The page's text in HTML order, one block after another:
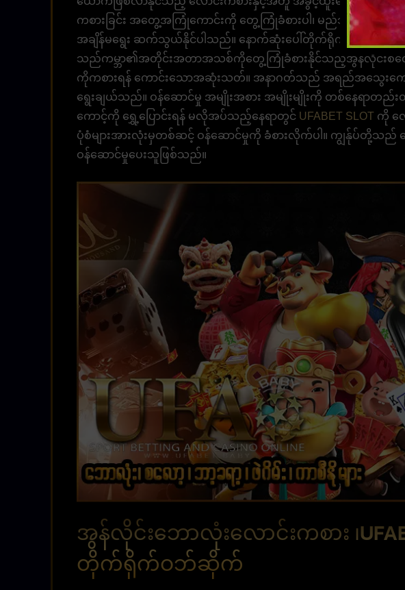
ကစားခြင်း အတွေ့အကြုံကောင်းကို တွေ့ကြုံခံစားပါ၊ မည်သည့်ပြဿနာမ
အချိန်မရွေး ဆက်သွယ်နိုင်ပါသည်။ နောက်ဆုံးပေါ်တိုက်ရိုက်ဝဘ်စလော့မျ
သည်ကမ္ဘာ၏အတိုင်းအတာအသစ်ကိုတွေ့ကြုံခံစားနိုင်သည့်အွန်လိုင်းစလော့ဂိမ်
ကိုကစားရန် ကောင်းသောအဆုံးသတ်။ အနာဂတ်သည် အရည်အသွေးကော
ရွေးချယ်သည်။ ဝန်ဆောင်မှု အမျိုးအစား အမျိုးမျိုးကို တစ်နေရာတည်း
ကောင့်ကို ရွှေ့ပြောင်းရန် မလိုအပ်သည့်နေရာတွင် UFABET SLOT ကို လ
ပုံစံများအားလုံးမှတစ်ဆင့် ဝန်ဆောင်မှုကို ခံစားလိုက်ပါ။ ကျွန်ုပ်တို့သည် န
ဝန်ဆောင်မှုပေးသူဖြစ်သည်။
အွန်လိုင်းဘောလုံးလောင်းကစား ၊
တိုက်ရိုက်ဝဘ်ဆိုက်